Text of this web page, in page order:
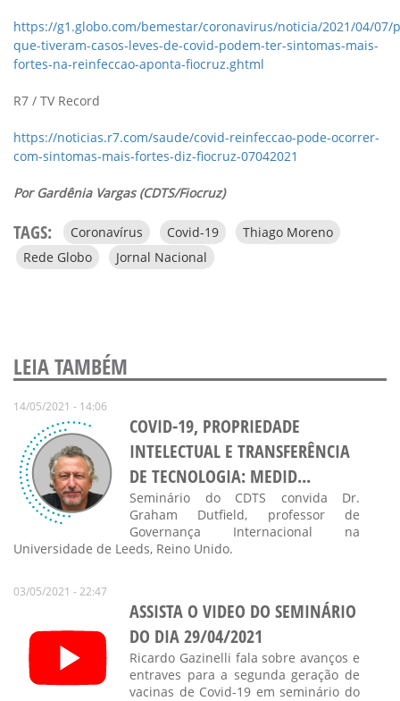
https://g1.globo.com/bemestar/coronavirus/noticia/2021/04/07/
que-tiveram-casos-leves-de-covid-podem-ter-sintomas-mais-
fortes-na-reinfeccao-aponta-fiocruz.ghtml
R7 / TV Record
https://noticias.r7.com/saude/covid-reinfeccao-pode-ocorrer-
com-sintomas-mais-fortes-diz-fiocruz-07042021
Por Gardênia Vargas (CDTS/Fiocruz)
TAGS: Coronavírus Covid-19
Thiago Moreno
Rede Globo
Jornal Nacional
LEIA TAMBÉM
14/05/2021 - 14:06
COVID-19, PROPRIEDADE
INTELECTUAL E TRANSFERÊNCIA
DE TECNOLOGIA: MEDID...
Seminário do CDTS convida Dr.
Graham Dutfield, professor de
Governança Internacional na
Universidade de Leeds, Reino Unido.
03/05/2021 - 22:47
ASSISTA O VIDEO DO SEMINÁRIO
DO DIA 29/04/2021
Ricardo Gazinelli fala sobre avanços e
entraves para a segunda geração de
vacinas de Covid-19 em seminário do